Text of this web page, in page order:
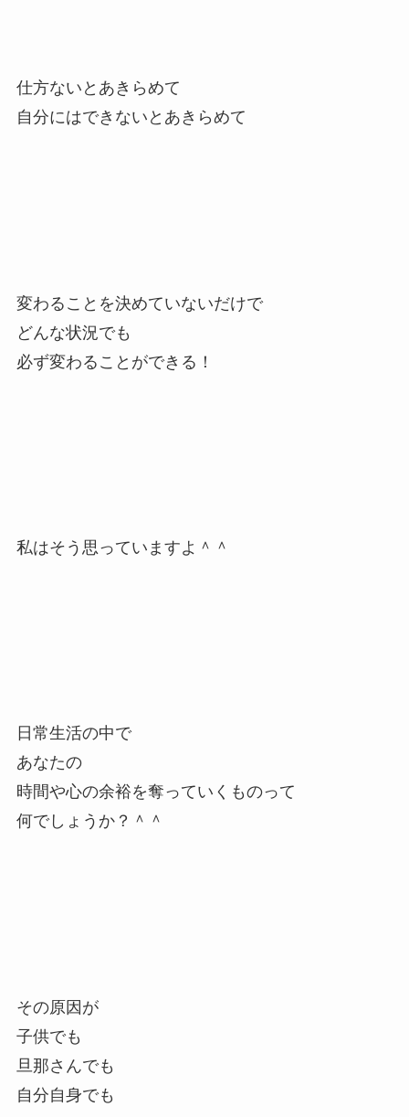
仕方ないとあきらめて
自分にはできないとあきらめて
変わることを決めていないだけで
どんな状況でも
必ず変わることができる！
私はそう思っていますよ＾＾
日常生活の中で
あなたの
時間や心の余裕を奪っていくものって
何でしょうか？＾＾
その原因が
子供でも
旦那さんでも
自分自身でも